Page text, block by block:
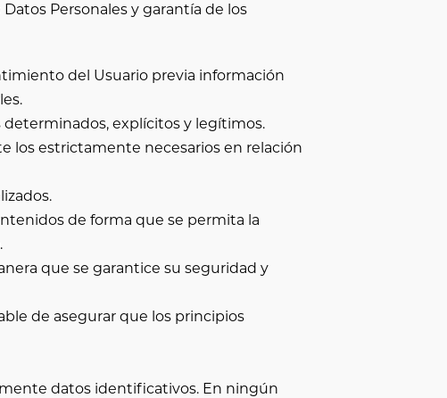
Personales y garantía de los
del Usuario previa información
explícitos y legítimos.
los estrictamente necesarios en relación
de forma que se permita la
que se garantice su seguridad y
de asegurar que los principios
datos identificativos. En ningún